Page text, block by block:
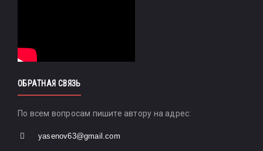
ОБРАТНАЯ СВЯЗЬ
По всем вопросам пишите автору на адрес:
yasenov63@gmail.com